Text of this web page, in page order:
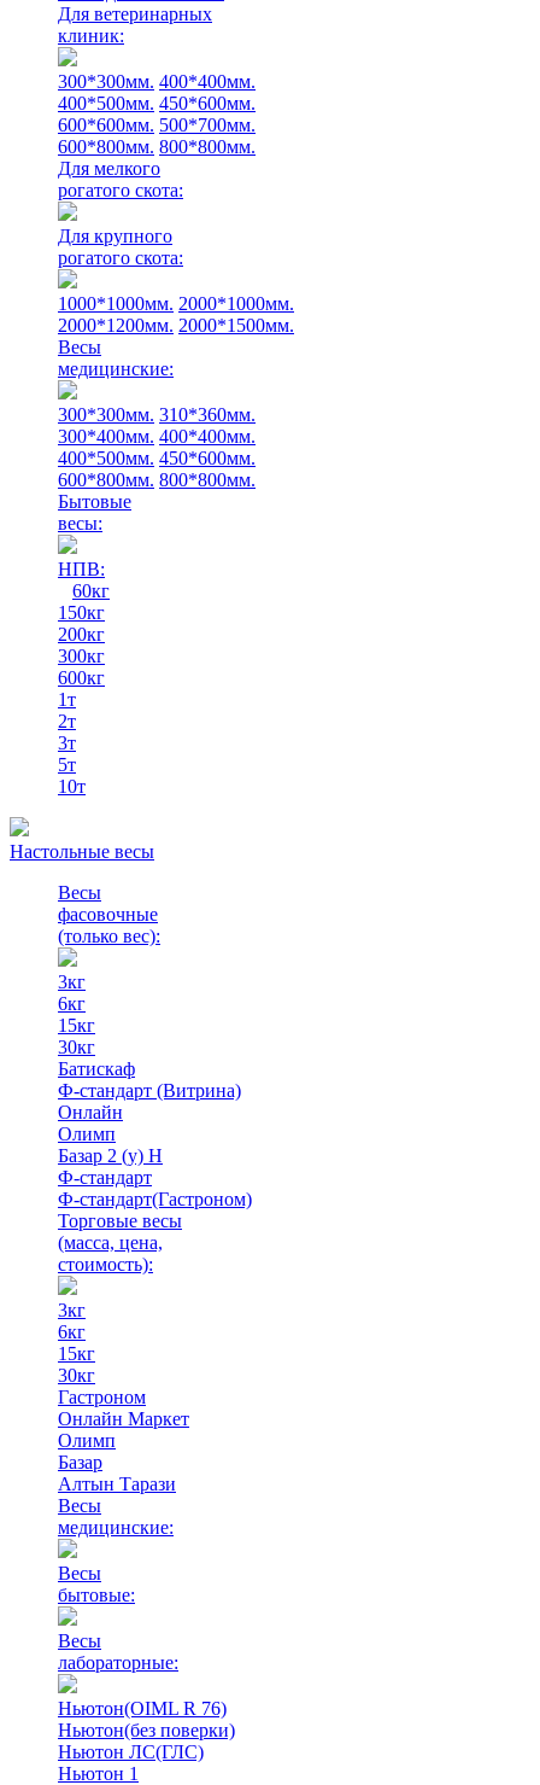
Для ветеринарных
клиник:
300*300мм. 400*400мм.
400*500мм. 450*600мм.
600*600мм. 500*700мм.
600*800мм. 800*800мм.
Для мелкого
рогатого скота:
Для крупного
рогатого скота:
1000*1000мм. 2000*1000мм.
2000*1200мм. 2000*1500мм.
Весы
медицинские:
300*300мм. 310*360мм.
300*400мм. 400*400мм.
400*500мм. 450*600мм.
600*800мм. 800*800мм.
Бытовые
весы:
НПВ:
60кг
150кг
200кг
300кг
600кг
1т
2т
3т
5т
10т
Настольные весы
Весы
фасовочные
(только вес):
3кг
6кг
15кг
30кг
Батискаф
Ф-стандарт (Витрина)
Онлайн
Олимп
Базар 2 (у) Н
Ф-стандарт
Ф-стандарт(Гастроном)
Торговые весы
(масса, цена,
стоимость):
3кг
6кг
15кг
30кг
Гастроном
Онлайн Маркет
Олимп
Базар
Алтын Тарази
Весы
медицинские:
Весы
бытовые:
Весы
лабораторные:
Ньютон(OIML R 76)
Ньютон(без поверки)
Ньютон ЛС(ГЛС)
Ньютон 1